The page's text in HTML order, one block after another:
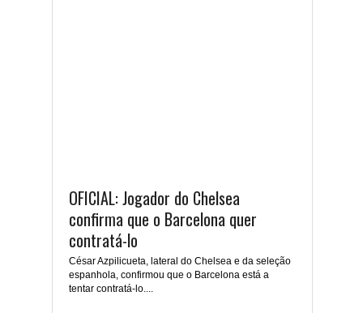
OFICIAL: Jogador do Chelsea
confirma que o Barcelona quer
contratá-lo
César Azpilicueta, lateral do Chelsea e da seleção
espanhola, confirmou que o Barcelona está a
tentar contratá-lo....